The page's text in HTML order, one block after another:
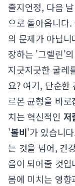
줄지언정, 다음
으로 돌아옵니다
의 문제가 아닙
장하는 '그렐린'
지긋지긋한 굴레
요? 여기, 단순한
르몬 균형을 바
치는 혁신적인 저
'볼비'가 있습니
는 것을 넘어, 건
음이 되어줄 것
몸에 미치는 영